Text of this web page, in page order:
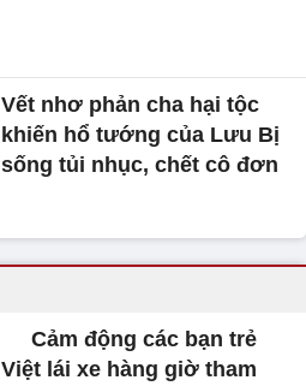
Vết nhơ phản cha hại tộc
khiến hổ tướng của Lưu Bị
sống tủi nhục, chết cô đơn
Cảm động các bạn trẻ
Việt lái xe hàng giờ tham